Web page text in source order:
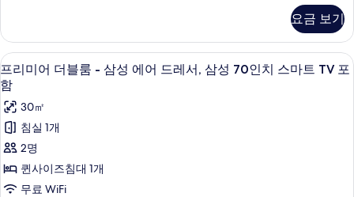
두
보
기
블
룸
자
세
히
보
기
요금 보기
프
리
미
어
더
블
룸
프리미어 더블룸 - 삼성 에어 드레서,
9
프리미어 더블룸 - 삼성 에어 드레서, 삼성 70인치 스마트 TV 포
함
30㎡
침실 1개
2명
퀸사이즈침대 1개
무료 WiFi